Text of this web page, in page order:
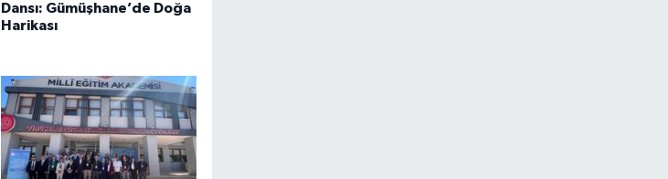
Dansı: Gümüşhane’de Doğa
Harikası